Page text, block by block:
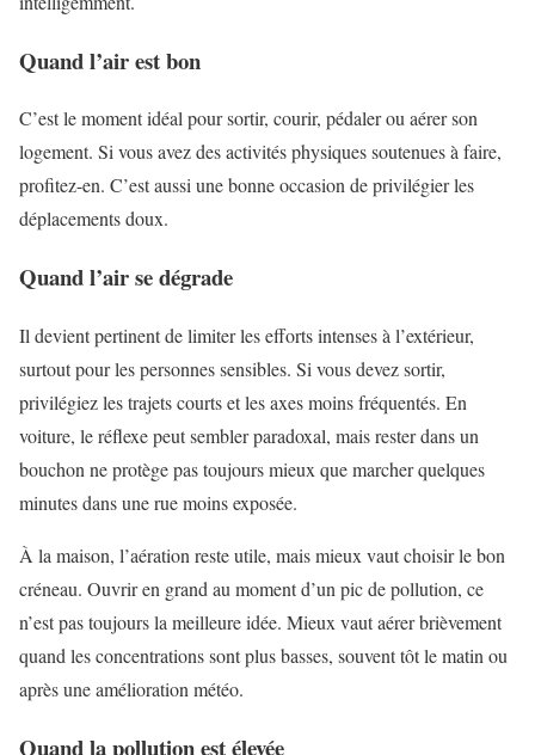
Quand l’air est bon
C’est le moment idéal pour sortir, courir, pédaler ou aérer son
logement. Si vous avez des activités physiques soutenues à faire,
profitez-en. C’est aussi une bonne occasion de privilégier les
déplacements doux.
Quand l’air se dégrade
Il devient pertinent de limiter les efforts intenses à l’extérieur,
surtout pour les personnes sensibles. Si vous devez sortir,
privilégiez les trajets courts et les axes moins fréquentés. En
voiture, le réflexe peut sembler paradoxal, mais rester dans un
bouchon ne protège pas toujours mieux que marcher quelques
minutes dans une rue moins exposée.
À la maison, l’aération reste utile, mais mieux vaut choisir le bon
créneau. Ouvrir en grand au moment d’un pic de pollution, ce
n’est pas toujours la meilleure idée. Mieux vaut aérer brièvement
quand les concentrations sont plus basses, souvent tôt le matin ou
après une amélioration météo.
Quand la pollution est élevée